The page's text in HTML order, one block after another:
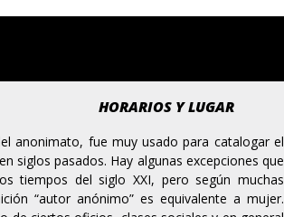
HORARIOS Y LUGAR
anonimato, fue muy usado para catalogar el
siglos pasados. Hay algunas excepciones que
tiempos del siglo XXI, pero según muchas
“autor anónimo” es equivalente a mujer.